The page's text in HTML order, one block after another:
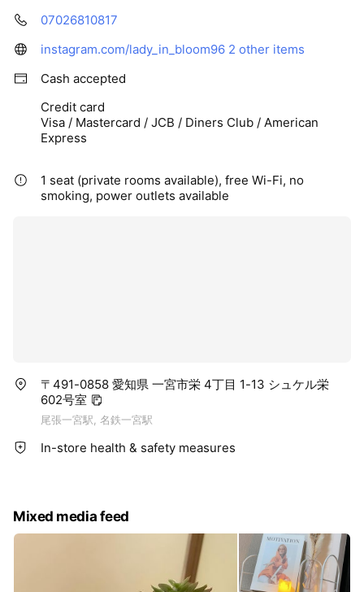
07026810817
instagram.com/lady_in_bloom96 2 other items
Cash accepted
Credit card
Visa / Mastercard / JCB / Diners Club / American
Express
1 seat (private rooms available), free Wi-Fi, no
smoking, power outlets available
〒491-0858 愛知県 一宮市栄 4丁目 1-13 シュケル栄
602号室
尾張一宮駅, 名鉄一宮駅
In-store health & safety measures
Mixed media feed